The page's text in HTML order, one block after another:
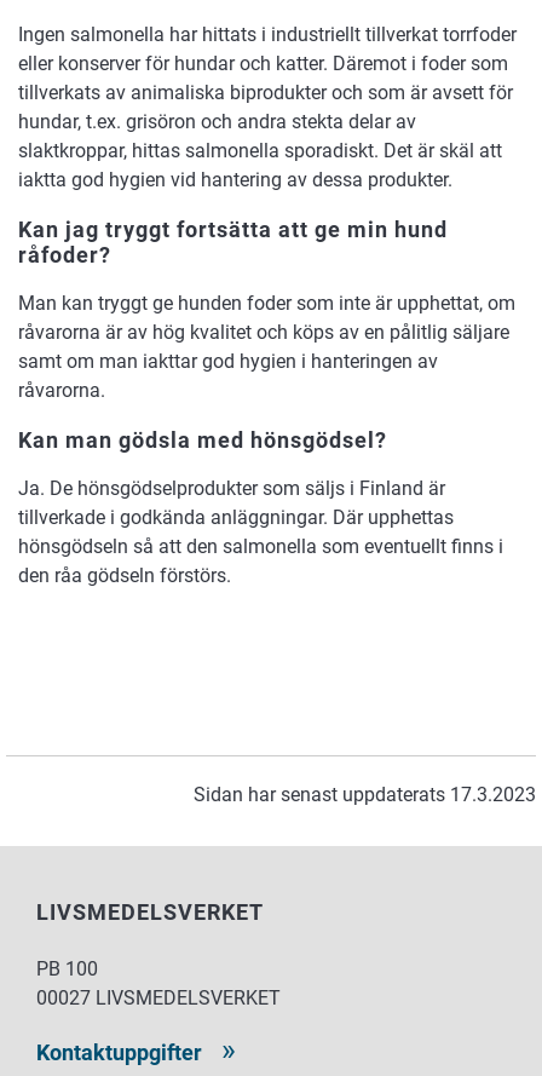
Ingen salmonella har hittats i industriellt tillverkat torrfoder
eller konserver för hundar och katter. Däremot i foder som
tillverkats av animaliska biprodukter och som är avsett för
hundar, t.ex. grisöron och andra stekta delar av
slaktkroppar, hittas salmonella sporadiskt. Det är skäl att
iaktta god hygien vid hantering av dessa produkter.
Kan jag tryggt fortsätta att ge min hund
råfoder?
Man kan tryggt ge hunden foder som inte är upphettat, om
råvarorna är av hög kvalitet och köps av en pålitlig säljare
samt om man iakttar god hygien i hanteringen av
råvarorna.
Kan man gödsla med hönsgödsel?
Ja. De hönsgödselprodukter som säljs i Finland är
tillverkade i godkända anläggningar. Där upphettas
hönsgödseln så att den salmonella som eventuellt finns i
den råa gödseln förstörs.
Sidan har senast uppdaterats 17.3.2023
LIVSMEDELSVERKET
PB 100
00027 LIVSMEDELSVERKET
Kontaktuppgifter